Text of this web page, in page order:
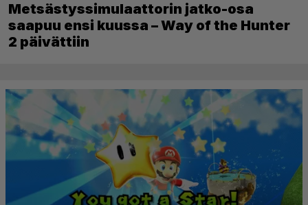
Metsästyssimulaattorin jatko-osa
saapuu ensi kuussa – Way of the Hunter
2 päivättiin